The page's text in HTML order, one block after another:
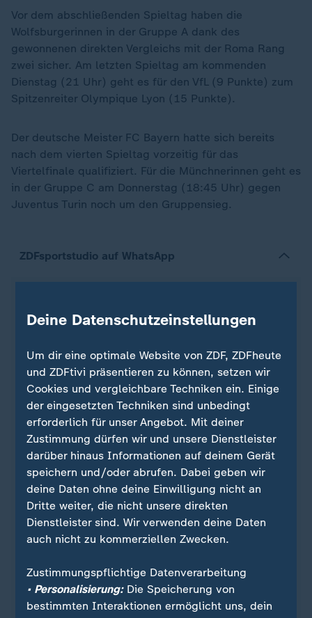
Vor dem abschließenden Spieltag haben die
Wolfsburgerinnen in der Gruppe A dank des
gewonnenen direkten Vergleichs mit der Roma Rang
zwei sicher. Am letzten Spieltag am kommenden
Dienstag (21 Uhr) geht es für den VfL (9 Punkte) zum
Spitzenreiter Olympique Lyon (15 Punkte).
Der deutsche Meister FC Bayern hatte sich bereits
nach dem vierten Spieltag vorzeitig für das
Viertelfinale qualifiziert. Für die Münchnerinnen geht es
in der Gruppe C am Donnerstag (18:45 Uhr) gegen
Juventus Turin noch um den Gruppensieg.
ZDFsportstudio auf WhatsApp
Quelle: Reuters
Sie wollen über Sport stets auf dem Laufenden
bleiben? Dann ist unser sportstudio-WhatsApp-
morgens zum Kaffee, mittags zum Lunch oder zum
Feierabend - erhalten Siedie wichtigsten News
direkt auf Ihr Smartphone. Melden Sie sich hier
Deine Datenschutzeinstellungen
Um dir eine optimale Website von ZDF, ZDFheute
und ZDFtivi präsentieren zu können, setzen wir
Cookies und vergleichbare Techniken ein. Einige
der eingesetzten Techniken sind unbedingt
erforderlich für unser Angebot. Mit deiner
Zustimmung dürfen wir und unsere Dienstleister
darüber hinaus Informationen auf deinem Gerät
speichern und/oder abrufen. Dabei geben wir
deine Daten ohne deine Einwilligung nicht an
Dritte weiter, die nicht unsere direkten
Dienstleister sind. Wir verwenden deine Daten
auch nicht zu kommerziellen Zwecken.
Zustimmungspflichtige Datenverarbeitung
• Personalisierung:Die Speicherung von
bestimmten Interaktionen ermöglicht uns, dein